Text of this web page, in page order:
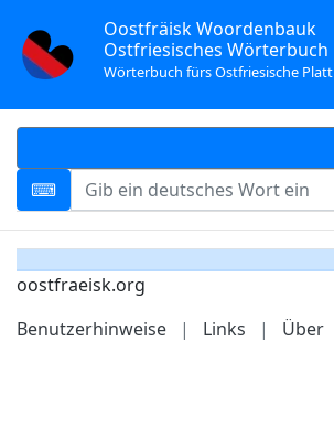
Oostfräisk Woordenbauk
Ostfriesisches Wörterbuch
Wörterbuch fürs Ostfriesische Platt
oostfraeisk.org
Benutzerhinweise
| Links | Über